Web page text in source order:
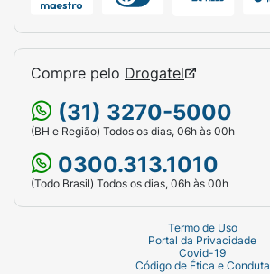
Compre pelo Drogatel
(31) 3270-5000
(BH e Região) Todos os dias, 06h às 00h
0300.313.1010
(Todo Brasil) Todos os dias, 06h às 00h
Termo de Uso
Portal da Privacidade
Covid-19
Código de Ética e Conduta